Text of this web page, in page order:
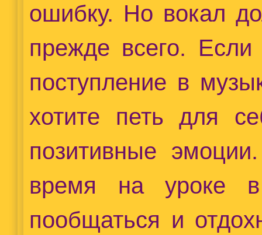
ошибку. Но вокал
прежде всего.
поступление в
хотите петь для
позитивные
время на уроке в
пообщаться и